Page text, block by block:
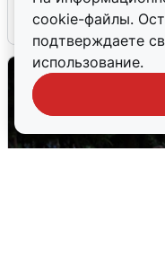
cookie-файлы.
подтверждаете
использование.
6 августа 0